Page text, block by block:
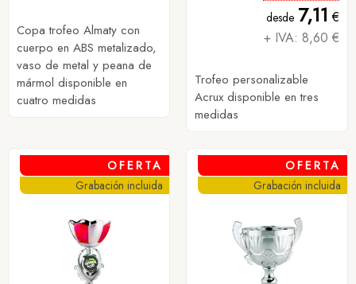
Copa trofeo Almaty con
cuerpo en ABS metalizado,
vaso de metal y peana de
mármol disponible en
cuatro medidas
desde 7,11 €
+ IVA: 8,60 €
Trofeo personalizable
Acrux disponible en tres
medidas
OFERTA
Grabación incluida
OFERTA
Grabación incluida